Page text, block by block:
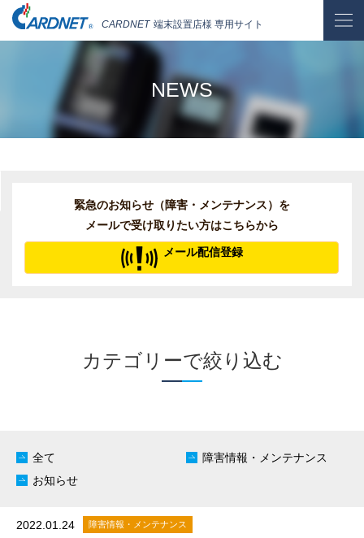
CARDNET 端末設置店様 専用サイト
NEWS
緊急のお知らせ（障害・メンテナンス）を
メールで受け取りたい方はこちらから
メール配信登録
カテゴリーで絞り込む
全て
障害情報・メンテナンス
お知らせ
2022.01.24 障害情報・メンテナンス